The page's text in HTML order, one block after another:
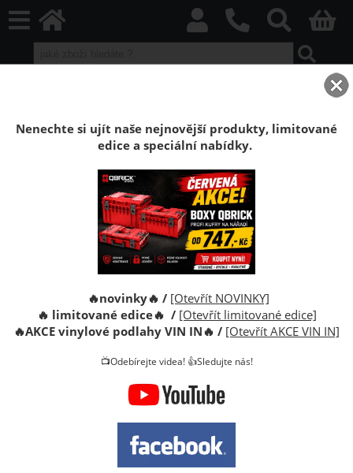
Sestava Qbrick System PRIME Set 2 RED
ULTRA HD Custom
Qbrick System Prime Set 2 je sada kufrů na nářadí.
Sestava tří kufrů na pojízdné základně.
Nenechte si ujít naše nejnovější produkty, limitované
edice a speciální nabídky.
🔥novinky🔥 / [Otevřít NOVINKY]
🔥 limitované edice🔥 / [Otevřít limitované edice]
🔥AKCE vinylové podlahy VIN IN🔥 / [Otevřít AKCE VIN IN]
📺Odebírejte videa! 👍Sledujte nás!